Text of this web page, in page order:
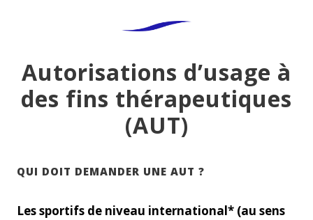
Autorisations d’usage à
des fins thérapeutiques
(AUT)
QUI DOIT DEMANDER UNE AUT ?
Les sportifs de niveau international* (au sens